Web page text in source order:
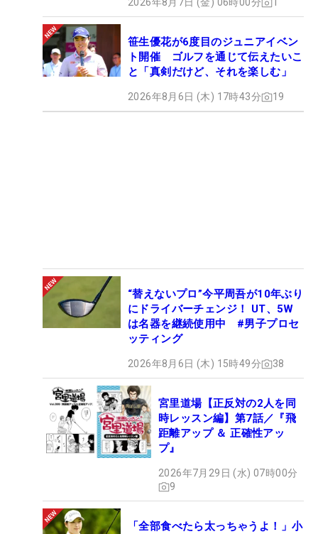
笹生優花が6度目のジュニアイベン
ト開催 ゴルフを通じて伝えたいこ
と「真剣だけど、それを楽しむ」
2026年8月6日 (木) 17時43分 19
“替えないプロ”今平周吾が10年ぶり
にドライバーチェンジ！ UT、5W
は名器を継続使用中 #男子プロセ
ッティング
2026年8月6日 (木) 15時49分 38
宮里道場【正反対の2人を同
時レッスン編】第7話／『飛
距離アップ ＆ 正確性アッ
プ』
2026年7月29日 (水) 07時00分
9
「全部食べたら太っちゃうよ！」小